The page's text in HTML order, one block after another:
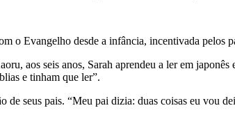
o Evangelho desde a infância, incentivada pelos
aos seis anos, Sarah aprendeu a ler em
e tinham que ler”.
seus pais. “Meu pai dizia: duas coisas eu vou